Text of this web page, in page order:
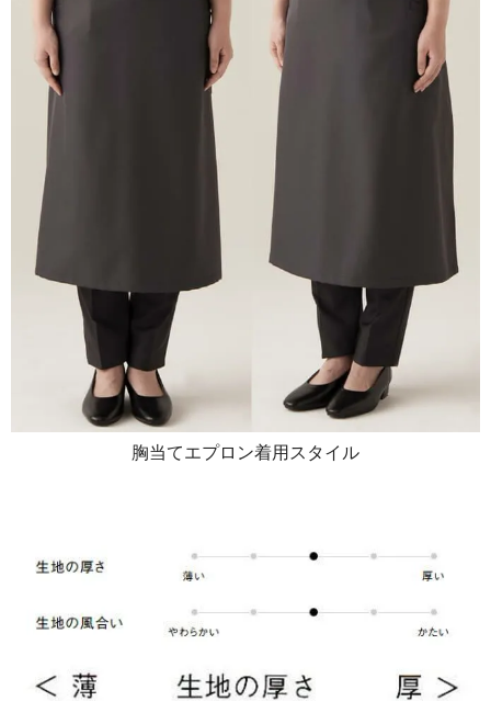
胸当てエプロン着用スタイル